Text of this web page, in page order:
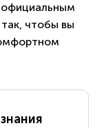
чтобы вы